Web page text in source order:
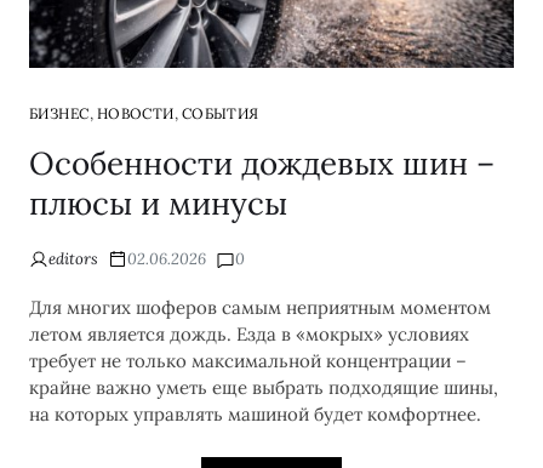
БИЗНЕС, НОВОСТИ, СОБЫТИЯ
Особенности дождевых шин –
плюсы и минусы
editors 02.06.2026 0
Для многих шоферов самым неприятным моментом
летом является дождь. Езда в «мокрых» условиях
требует не только максимальной концентрации –
крайне важно уметь еще выбрать подходящие шины,
на которых управлять машиной будет комфортнее.